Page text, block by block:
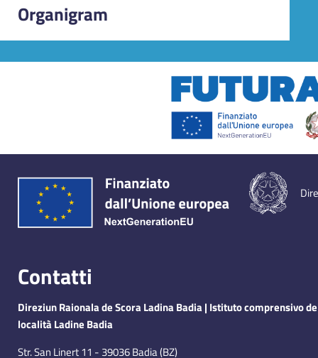
Organigram
Contatti
Direziun Raionala de Scora Ladina Badia | Istituto comprensivo
località Ladine Badia
​Str. San Linert 11 - 39036 Badia (BZ)